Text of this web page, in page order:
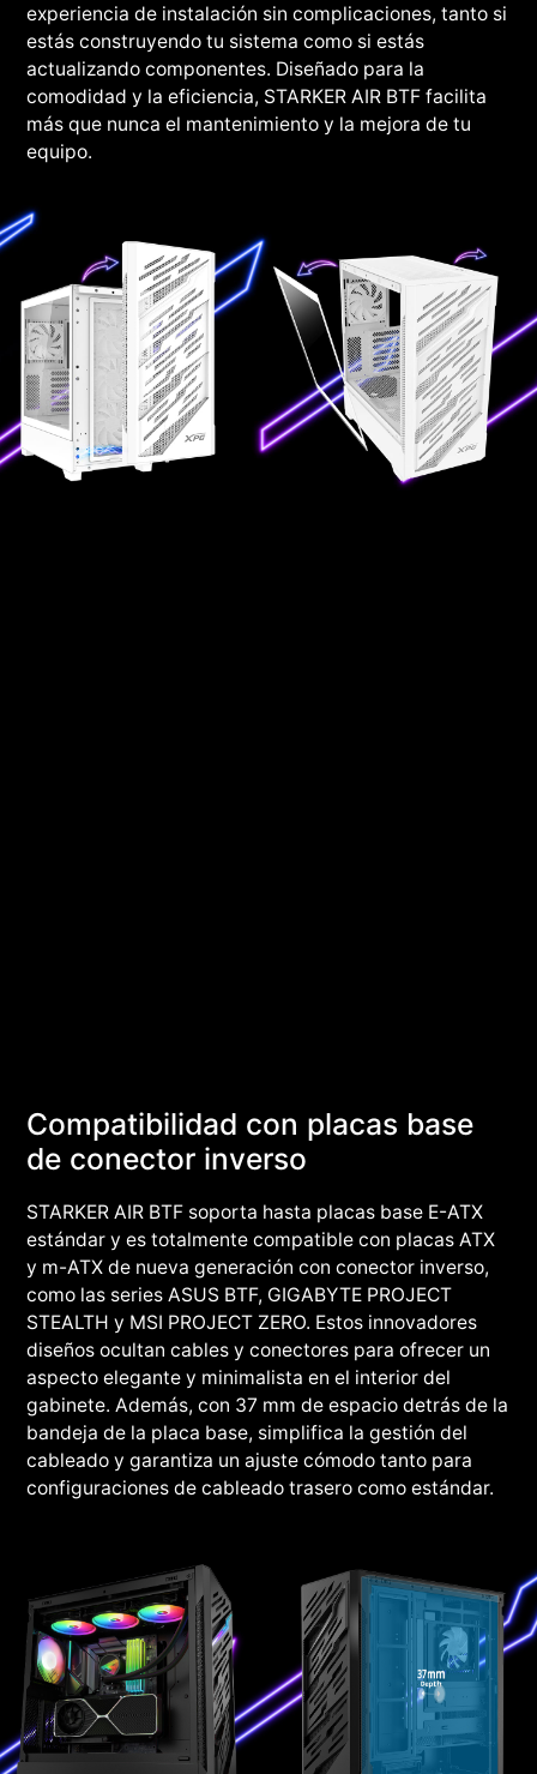
experiencia de instalación sin complicaciones, tanto si
estás construyendo tu sistema como si estás
actualizando componentes. Diseñado para la
comodidad y la eficiencia, STARKER AIR BTF facilita
más que nunca el mantenimiento y la mejora de tu
equipo.
Compatibilidad con placas base
de conector inverso
STARKER AIR BTF soporta hasta placas base E-ATX
estándar y es totalmente compatible con placas ATX
y m-ATX de nueva generación con conector inverso,
como las series ASUS BTF, GIGABYTE PROJECT
STEALTH y MSI PROJECT ZERO. Estos innovadores
diseños ocultan cables y conectores para ofrecer un
aspecto elegante y minimalista en el interior del
gabinete. Además, con 37 mm de espacio detrás de la
bandeja de la placa base, simplifica la gestión del
cableado y garantiza un ajuste cómodo tanto para
configuraciones de cableado trasero como estándar.